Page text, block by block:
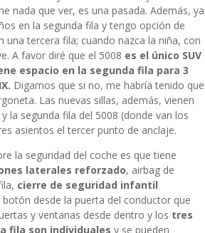
nada que ver, es una pasada. Además, ya
en la segunda fila y tengo opción de
una tercera fila; cuando nazca la niña, con
A favor diré que el 5008 es el único SUV
espacio en la segunda fila para 3
Digamos que si no, me habría tenido que
Las nuevas sillas, además, vienen
la segunda fila del 5008 (donde van los
asientos el tercer punto de anclaje.
la seguridad del coche es que tiene
laterales reforzado, airbag de
cierre de seguridad infantil
desde la puerta del conductor que
y ventanas desde dentro y los tres
fila son individuales y se pueden